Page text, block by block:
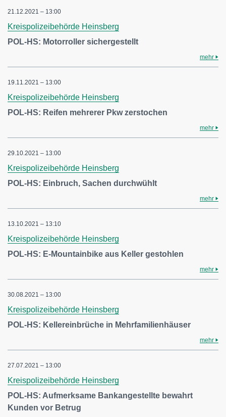
21.12.2021 – 13:00
Kreispolizeibehörde Heinsberg
POL-HS: Motorroller sichergestellt
mehr
19.11.2021 – 13:00
Kreispolizeibehörde Heinsberg
POL-HS: Reifen mehrerer Pkw zerstochen
mehr
29.10.2021 – 13:00
Kreispolizeibehörde Heinsberg
POL-HS: Einbruch, Sachen durchwühlt
mehr
13.10.2021 – 13:10
Kreispolizeibehörde Heinsberg
POL-HS: E-Mountainbike aus Keller gestohlen
mehr
30.08.2021 – 13:00
Kreispolizeibehörde Heinsberg
POL-HS: Kellereinbrüche in Mehrfamilienhäuser
mehr
27.07.2021 – 13:00
Kreispolizeibehörde Heinsberg
POL-HS: Aufmerksame Bankangestellte bewahrt
Kunden vor Betrug